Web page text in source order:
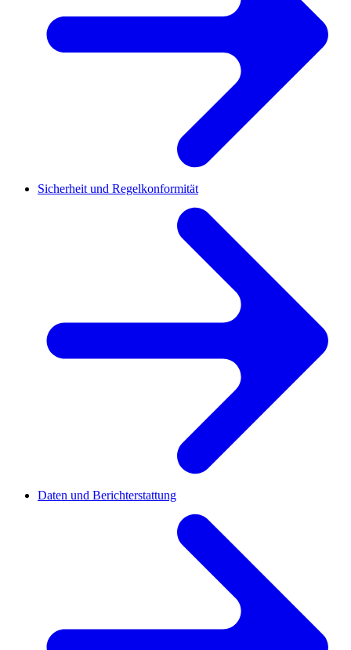
Sicherheit und Regelkonformität
Daten und Berichterstattung